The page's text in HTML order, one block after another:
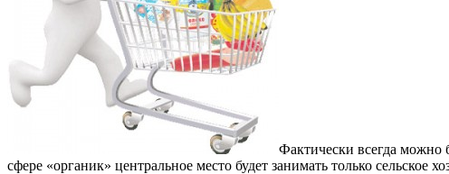
Фактически всегда можно
сфере «органик» центральное место будет занимать только сельское